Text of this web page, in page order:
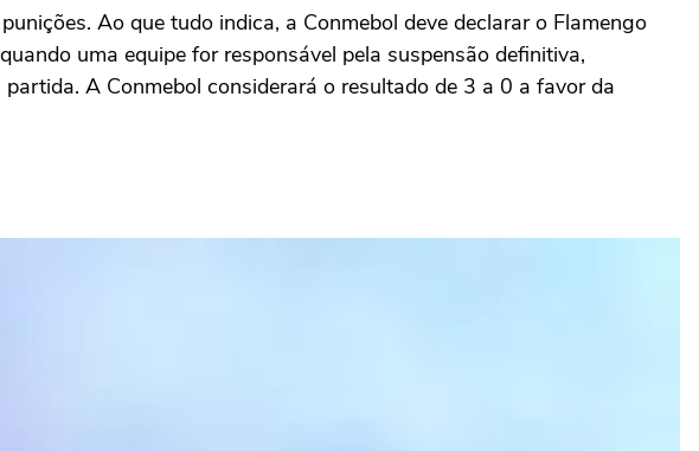
Ao que tudo indica, a Conmebol deve declarar o Flamengo
uma equipe for responsável pela suspensão definitiva,
A Conmebol considerará o resultado de 3 a 0 a favor da